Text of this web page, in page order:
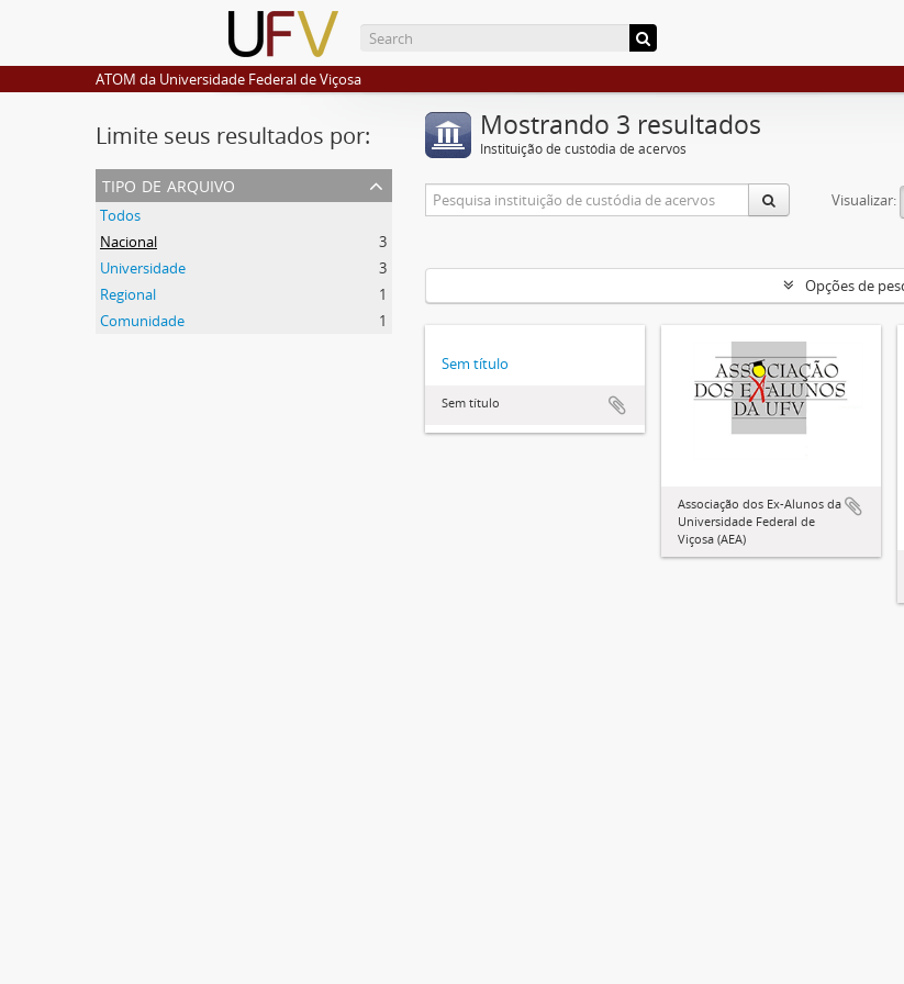
ATOM da Universidade Federal de Viçosa
Limite seus resultados por:
tipo de arquivo
Todos
Nacional
3
Universidade
3
Regional
1
Comunidade
1
Mostrando 3 resultados
Instituição de custódia de acervos
Visualizar:
Opções de
Sem título
Sem título
Associação dos Ex-Alunos da
Universidade Federal de
Viçosa (AEA)